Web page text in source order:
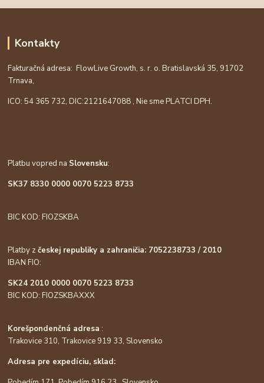
Kontakty
Fakturačná adresa: FlowLive Growth, s. r. o. Bratislavská 35, 91702
Trnava,
ICO: 54 365 732, DIC:2121647088 , Nie sme PLATCI DPH.
Platbu vopred na Slovensku:
SK37 8330 0000 0070 5223 8733
BIC KOD: FIOZSKBA
Platby zčeskej republiky a zahraničia: 7052238733 / 2010
IBAN FIO:
SK24 2010 0000 0070 5223 8733
BIC KOD: FIOZSKBAXXX
Korešpondenčná adresa :
Trakovice 310, Trakovice 919 33, Slovensko
Adresa pre expedíciu, sklad: